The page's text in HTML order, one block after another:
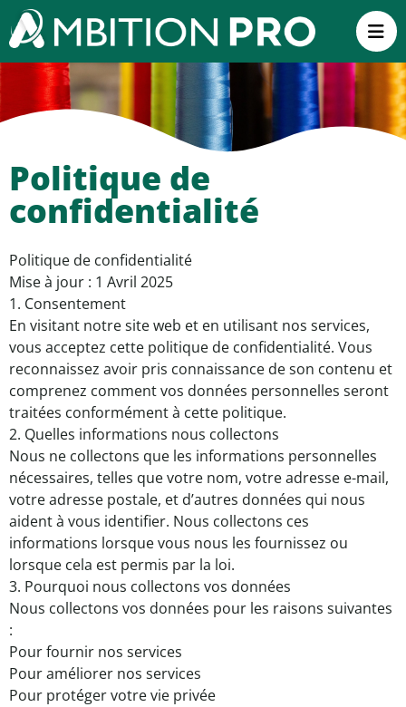
Politique de
confidentialité
Politique de confidentialité
Mise à jour : 1 Avril 2025
1. Consentement
En visitant notre site web et en utilisant nos services,
vous acceptez cette politique de confidentialité. Vous
reconnaissez avoir pris connaissance de son contenu et
comprenez comment vos données personnelles seront
traitées conformément à cette politique.
2. Quelles informations nous collectons
Nous ne collectons que les informations personnelles
nécessaires, telles que votre nom, votre adresse e-mail,
votre adresse postale, et d’autres données qui nous
aident à vous identifier. Nous collectons ces
informations lorsque vous nous les fournissez ou
lorsque cela est permis par la loi.
3. Pourquoi nous collectons vos données
Nous collectons vos données pour les raisons suivantes
:
Pour fournir nos services
Pour améliorer nos services
Pour protéger votre vie privée